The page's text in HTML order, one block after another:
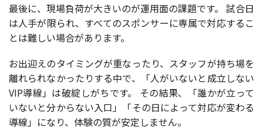
最後に、現場負荷が大きいのが運用面の課題です。 試合日
は人手が限られ、すべてのスポンサーに専属で対応するこ
とは難しい場合があります。
お出迎えのタイミングが重なったり、スタッフが持ち場を
離れられなかったりする中で、「人がいないと成立しない
VIP導線」は破綻しがちです。 その結果、「誰かが立って
いないと分からない入口」「その日によって対応が変わる
導線」になり、体験の質が安定しません。